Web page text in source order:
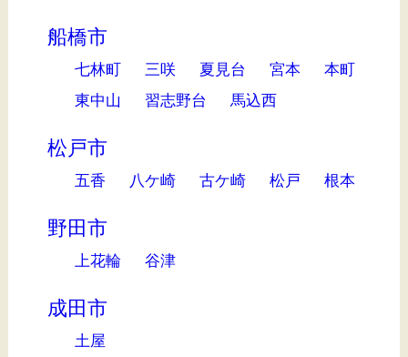
船橋市
七林町 三咲 夏見台 宮本
本町
東中山
習志野台 馬込西
松戸市
五香 八ケ崎 古ケ崎 松戸 根本
野田市
上花輪 谷津
成田市
土屋